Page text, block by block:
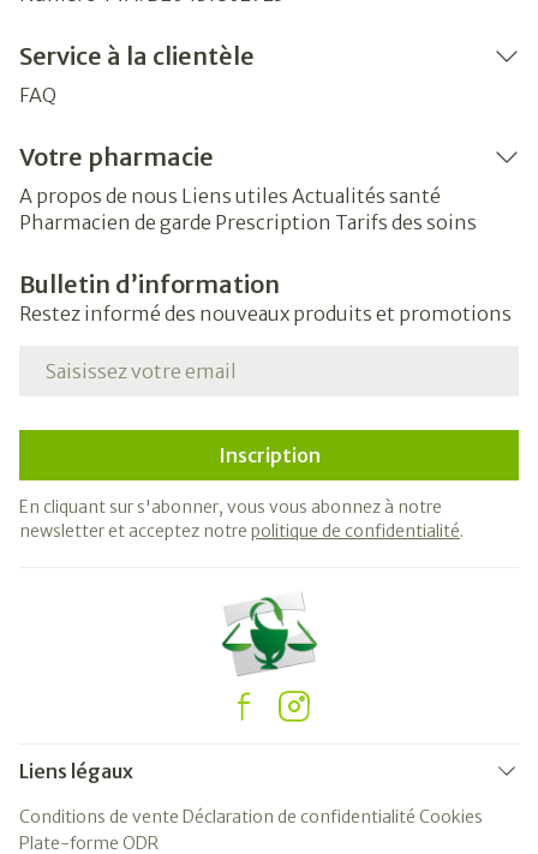
Service à la clientèle
FAQ
Votre pharmacie
A propos de nous Liens utiles Actualités santé
Pharmacien de garde Prescription Tarifs des soins
Bulletin d’information
Restez informé des nouveaux produits et promotions
Adresse mail
Inscription
En cliquant sur s'abonner, vous vous abonnez à notre
newsletter et acceptez notre politique de confidentialité.
Liens légaux
Conditions de vente Déclaration de confidentialité Cookies
Plate-forme ODR